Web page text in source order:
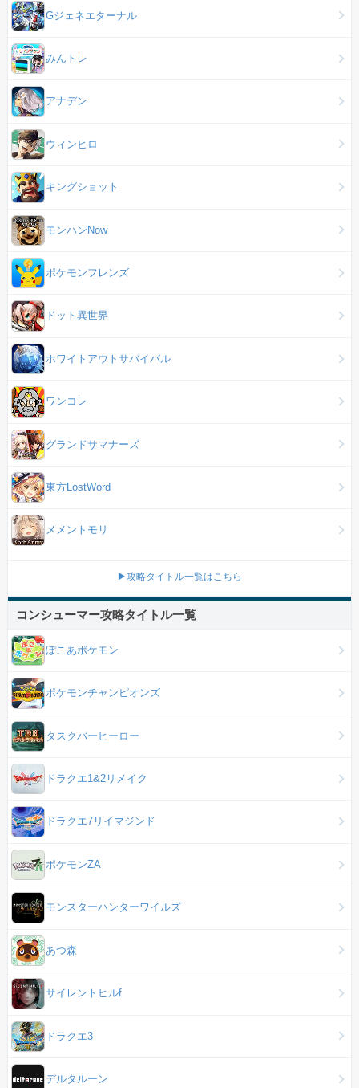
Gジェネエターナル
みんトレ
アナデン
ウィンヒロ
キングショット
モンハンNow
ポケモンフレンズ
ドット異世界
ホワイトアウトサバイバル
ワンコレ
グランドサマナーズ
東方LostWord
メメントモリ
▶攻略タイトル一覧はこちら
コンシューマー攻略タイトル一覧
ぽこあポケモン
ポケモンチャンピオンズ
タスクバーヒーロー
ドラクエ1&2リメイク
ドラクエ7リイマジンド
ポケモンZA
モンスターハンターワイルズ
あつ森
サイレントヒルf
ドラクエ3
デルタルーン